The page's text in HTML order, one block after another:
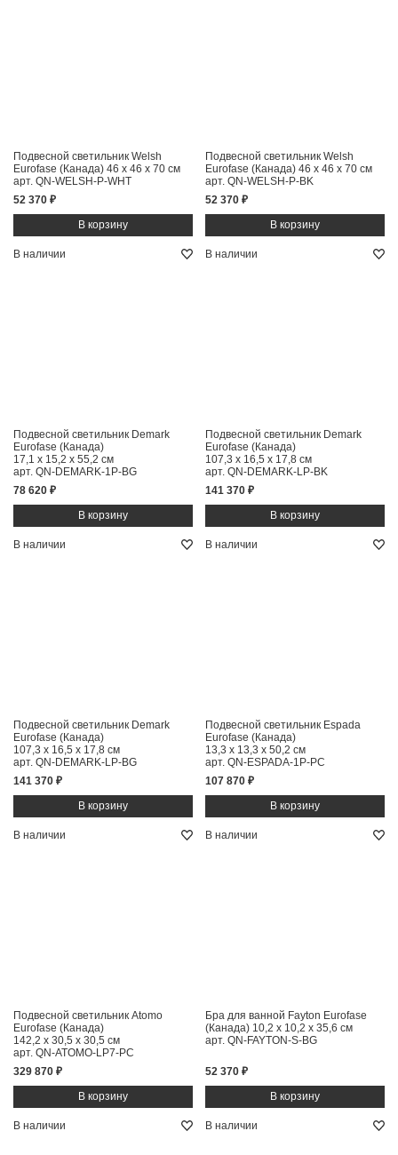
Подвесной светильник Welsh
Eurofase (Канада) 46 x 46 x 70 см
арт. QN-WELSH-P-WHT
52 370 ₽
Подвесной светильник Welsh
Eurofase (Канада) 46 x 46 x 70 см
арт. QN-WELSH-P-BK
52 370 ₽
В наличии
Подвесной светильник Demark
Eurofase (Канада)
17,1 x 15,2 x 55,2 см
арт. QN-DEMARK-1P-BG
78 620 ₽
В наличии
Подвесной светильник Demark
Eurofase (Канада)
107,3 x 16,5 x 17,8 см
арт. QN-DEMARK-LP-BK
141 370 ₽
В наличии
Подвесной светильник Demark
Eurofase (Канада)
107,3 x 16,5 x 17,8 см
арт. QN-DEMARK-LP-BG
141 370 ₽
В наличии
Подвесной светильник Espada
Eurofase (Канада)
13,3 x 13,3 x 50,2 см
арт. QN-ESPADA-1P-PC
107 870 ₽
В наличии
Подвесной светильник Atomo
Eurofase (Канада)
142,2 x 30,5 x 30,5 см
арт. QN-ATOMO-LP7-PC
329 870 ₽
В наличии
Бра для ванной Fayton Eurofase
(Канада) 10,2 x 10,2 x 35,6 см
арт. QN-FAYTON-S-BG
52 370 ₽
В наличии В наличии